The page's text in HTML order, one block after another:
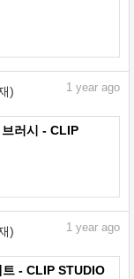
) 1 year ago
러시 - CLIP
) 1 year ago
- CLIP STUDIO